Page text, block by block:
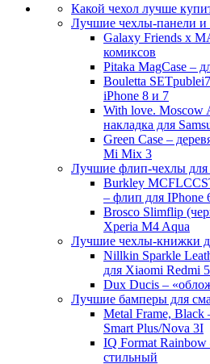
Какой чехол лучше
Лучшие чехлы-панели и
Galaxy Friends x
комиксов
Pitaka MagCase –
Bouletta
iPhone 8 и 7
With love. Moscow
накладка для
Green Case –
Mi Mix 3
Лучшие флип-чехлы для
Burkley
– флип для IPhone
Brosco Slimflip
Xperia M4 Aqua
Лучшие чехлы-книжки
Nillkin Sparkle
для Xiaomi Redmi
Dux Ducis –
Лучшие бамперы для
Metal Frame, Black
Smart Plus/Nova 3I
IQ Format
стильный